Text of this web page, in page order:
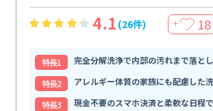
4.1 (26件) ＋ 18
特⻑1
特⻑2
特⻑3